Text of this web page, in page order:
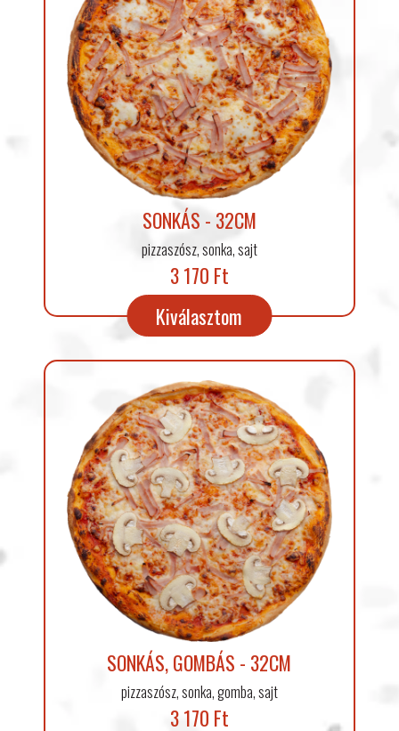
SONKÁS - 32CM
pizzaszósz, sonka, sajt
3 170 Ft
Kiválasztom
SONKÁS, GOMBÁS - 32CM
pizzaszósz, sonka, gomba, sajt
3 170 Ft